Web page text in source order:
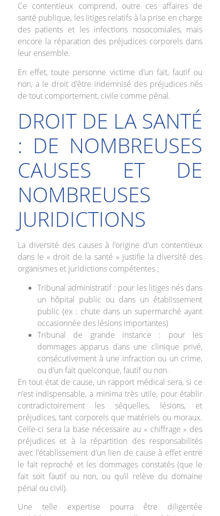
Ce contentieux comprend, outre ces affaires de
santé publique, les litiges relatifs à la prise en charge
des patients et les infections nosocomiales, mais
encore la réparation des préjudices corporels dans
leur ensemble.
En effet, toute personne victime d’un fait, fautif ou
non, a le droit d’être indemnisé des préjudices nés
de tout comportement, civile comme pénal.
DROIT DE LA SANTÉ
: DE NOMBREUSES
CAUSES ET DE
NOMBREUSES
JURIDICTIONS
La diversité des causes à l’origine d’un contentieux
dans le « droit de la santé » justifie la diversité des
organismes et juridictions compétentes ;
Tribunal administratif : pour les litiges nés dans
un hôpital public ou dans un établissement
public (ex : chute dans un supermarché ayant
occasionnée des lésions importantes)
Tribunal de grande instance : pour les
dommages apparus dans une clinique privé,
consécutivement à une infraction ou un crime,
ou d’un fait quelconque, fautif ou non.
En tout état de cause, un rapport médical sera, si ce
n’est indispensable, a minima très utile, pour établir
contradictoirement les séquelles, lésions, et
préjudices, tant corporels que matériels ou moraux.
Celle-ci sera la base nécessaire au « chiffrage » des
préjudices et à la répartition des responsabilités
avec l’établissement d’un lien de cause à effet entre
le fait reproché et les dommages constatés (que le
fait soit fautif ou non, ou qu’il relève du domaine
pénal ou civil).
Une telle expertise pourra être diligentée